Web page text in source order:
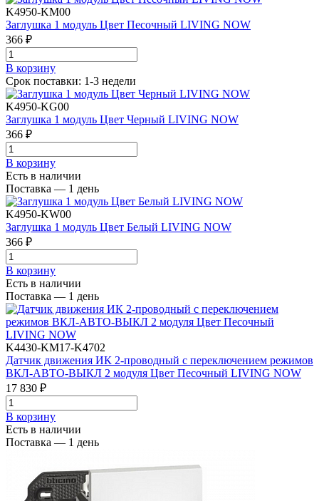
K4950-KM00
Заглушка 1 модуль Цвет Песочный LIVING NOW
366 ₽
В корзинy
Срок поставки: 1-3 недели
K4950-KG00
Заглушка 1 модуль Цвет Черный LIVING NOW
366 ₽
В корзинy
Есть в наличии
Поставка — 1 день
K4950-KW00
Заглушка 1 модуль Цвет Белый LIVING NOW
366 ₽
В корзинy
Есть в наличии
Поставка — 1 день
K4430-KM17-K4702
Датчик движения ИК 2-проводный с переключением режимов
ВКЛ-АВТО-ВЫКЛ 2 модуля Цвет Песочный LIVING NOW
17 830 ₽
В корзинy
Есть в наличии
Поставка — 1 день